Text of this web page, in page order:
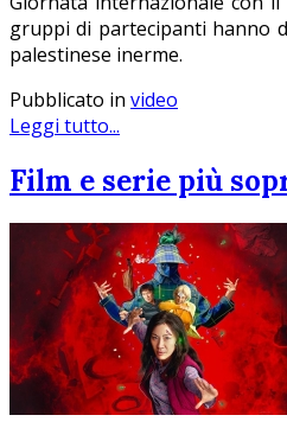
gruppi di partecipanti hanno
palestinese inerme.
Pubblicato in video
Leggi tutto...
Film e serie più